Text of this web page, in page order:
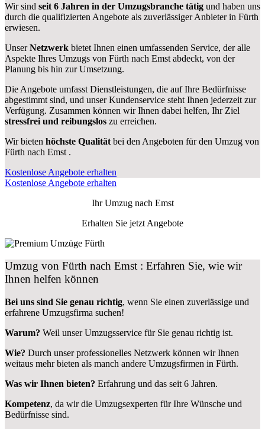
Wir sind seit 6 Jahren in der Umzugsbranche tätig und haben uns
durch die qualifizierten Angebote als zuverlässiger Anbieter in Fürth
erwiesen.
UnserNetzwerk bietet Ihnen einen umfassenden Service, der alle
Aspekte Ihres Umzugs von Fürth nach Emst abdeckt, von der
Planung bis hin zur Umsetzung.
Die Angebote umfasst Dienstleistungen, die auf Ihre Bedürfnisse
abgestimmt sind, und unser Kundenservice steht Ihnen jederzeit zur
Verfügung. Zusammen können wir Ihnen dabei helfen, Ihr Ziel
stressfrei und reibungslos zu erreichen.
Wir bieten höchste Qualität bei den Angeboten für den Umzug von
Fürth nach Emst .
Kostenlose Angebote erhalten
Kostenlose Angebote erhalten
Ihr Umzug nach Emst
Erhalten Sie jetzt Angebote
Umzug von Fürth nach Emst : Erfahren Sie, wie wir
Ihnen helfen können
Bei uns sind Sie genau richtig, wenn Sie einen zuverlässige und
erfahrene Umzugsfirma suchen!
Warum? Weil unser Umzugsservice für Sie genau richtig ist.
Wie? Durch unser professionelles Netzwerk können wir Ihnen
weitaus mehr bieten als manch andere Umzugsfirmen in Fürth.
Was wir Ihnen bieten? Erfahrung und das seit 6 Jahren.
Kompetenz, da wir die Umzugsexperten für Ihre Wünsche und
Bedürfnisse sind.